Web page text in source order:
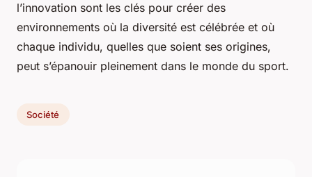
l’innovation sont les clés pour créer des
environnements où la diversité est célébrée et où
chaque individu, quelles que soient ses origines,
peut s’épanouir pleinement dans le monde du sport.
Société